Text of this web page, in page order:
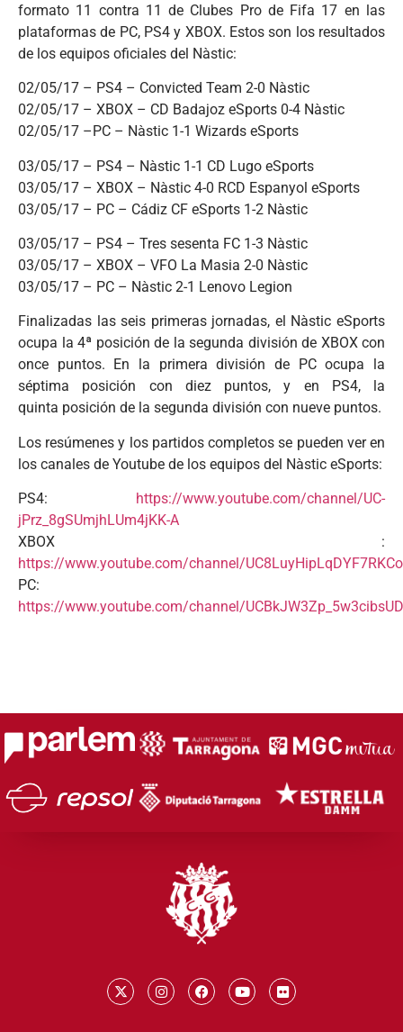
formato 11 contra 11 de Clubes Pro de Fifa 17 en las
plataformas de PC, PS4 y XBOX. Estos son los resultados
de los equipos oficiales del Nàstic:
02/05/17 – PS4 – Convicted Team 2-0 Nàstic
02/05/17 – XBOX – CD Badajoz eSports 0-4 Nàstic
02/05/17 –PC – Nàstic 1-1 Wizards eSports
03/05/17 – PS4 – Nàstic 1-1 CD Lugo eSports
03/05/17 – XBOX – Nàstic 4-0 RCD Espanyol eSports
03/05/17 – PC – Cádiz CF eSports 1-2 Nàstic
03/05/17 – PS4 – Tres sesenta FC 1-3 Nàstic
03/05/17 – XBOX – VFO La Masia 2-0 Nàstic
03/05/17 – PC – Nàstic 2-1 Lenovo Legion
Finalizadas las seis primeras jornadas, el Nàstic eSports
ocupa la 4ª posición de la segunda división de XBOX con
once puntos. En la primera división de PC ocupa la
séptima posición con diez puntos, y en PS4, la
quinta posición de la segunda división con nueve puntos.
Los resúmenes y los partidos completos se pueden ver en
los canales de Youtube de los equipos del Nàstic eSports:
PS4: https://www.youtube.com/channel/UC-
jPrz_8gSUmjhLUm4jKK-A
XBOX :
https://www.youtube.com/channel/
PC:
https://www.youtube.com/channel/